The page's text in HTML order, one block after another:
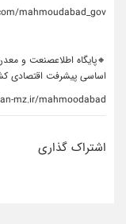
mahmoudabad_gov
🔸پایگاه اطلاعصنعت و
اساسی پیشرفت اقتصادی
mz.ir/mahmoodabad
اشتراک گذاری